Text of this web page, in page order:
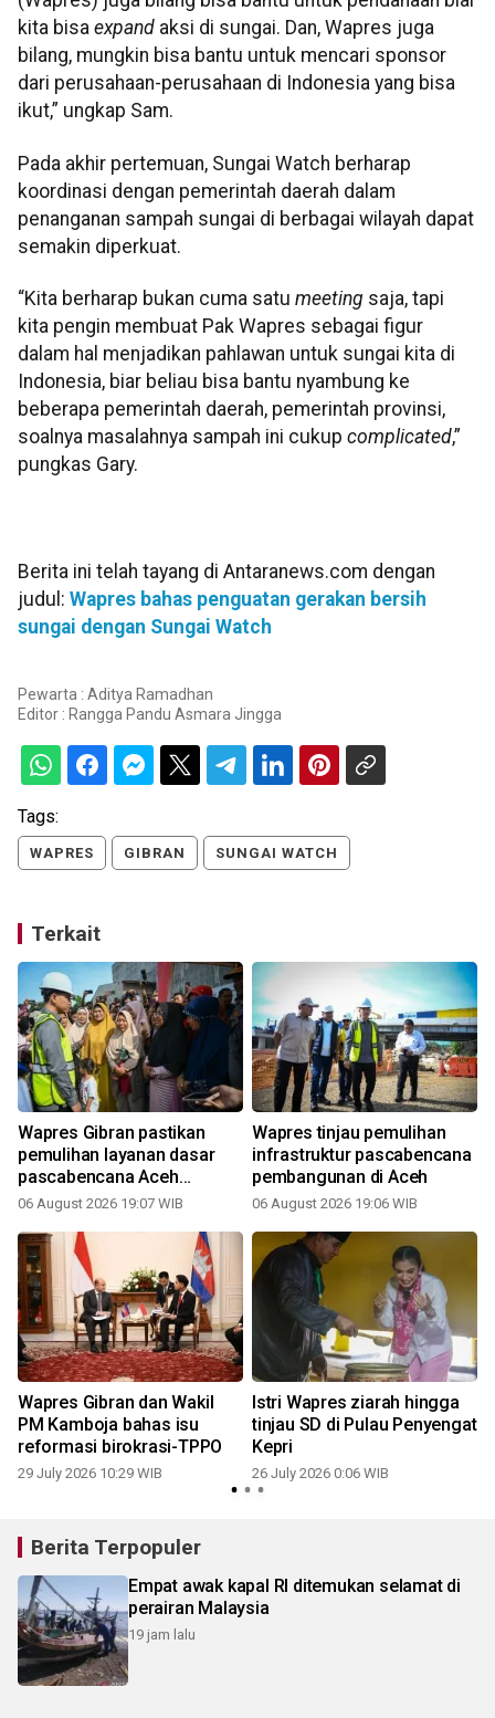
kita bisa expand aksi di sungai. Dan, Wapres juga
bilang, mungkin bisa bantu untuk mencari sponsor
dari perusahaan-perusahaan di Indonesia yang bisa
ikut,” ungkap Sam.
Pada akhir pertemuan, Sungai Watch berharap
koordinasi dengan pemerintah daerah dalam
penanganan sampah sungai di berbagai wilayah dapat
semakin diperkuat.
“Kita berharap bukan cuma satu meeting saja, tapi
kita pengin membuat Pak Wapres sebagai figur
dalam hal menjadikan pahlawan untuk sungai kita di
Indonesia, biar beliau bisa bantu nyambung ke
beberapa pemerintah daerah, pemerintah provinsi,
soalnya masalahnya sampah ini cukup complicated,”
pungkas Gary.
Berita ini telah tayang di Antaranews.com dengan
judul: Wapres bahas penguatan gerakan bersih
sungai dengan Sungai Watch
Pewarta : Aditya Ramadhan
Editor : Rangga Pandu Asmara Jingga
Tags:
WAPRES GIBRAN SUNGAI WATCH
Terkait
Wapres Gibran pastikan
pemulihan layanan dasar
pascabencana Aceh
dipercepat
06 August 2026 19:07 WIB
Wapres tinjau pemulihan
infrastruktur pascabencana
pembangunan di Aceh
06 August 2026 19:06 WIB
Wapres Gibran dan Wakil
PM Kamboja bahas isu
reformasi birokrasi-TPPO
29 July 2026 10:29 WIB
Istri Wapres ziarah hingga
tinjau SD di Pulau Penyengat
Kepri
26 July 2026 0:06 WIB
Berita Terpopuler
Empat awak kapal RI ditemukan selamat di
perairan Malaysia
19 jam lalu